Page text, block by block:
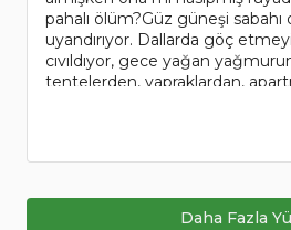
pahalı ölüm?Güz güneşi sabahı
uyandırıyor. Dallarda göç
cıvıldıyor, gece yağan
tentelerden, yapraklardan,
Daha Fazla